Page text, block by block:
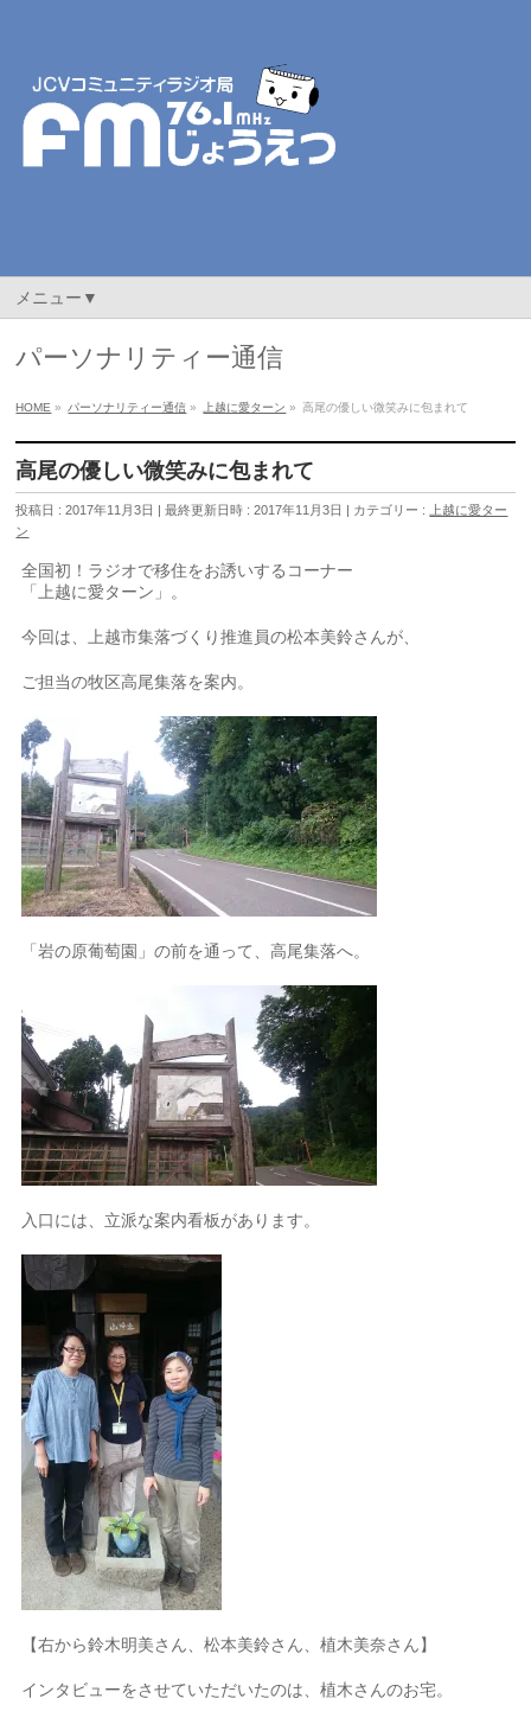
メニュー▼
パーソナリティー通信
HOME » パーソナリティー通信 » 上越に愛ターン » 高尾の優しい微笑みに包まれて
高尾の優しい微笑みに包まれて
投稿日 : 2017年11月3日 最終更新日時 : 2017年11月3日 カテゴリー :
上越に愛ター
ン
全国初！ラジオで移住をお誘いするコーナー
「上越に愛ターン」。
今回は、上越市集落づくり推進員の松本美鈴さんが、
ご担当の牧区高尾集落を案内。
「岩の原葡萄園」の前を通って、高尾集落へ。
入口には、立派な案内看板があります。
【右から鈴木明美さん、松本美鈴さん、植木美奈さん】
インタビューをさせていただいたのは、植木さんのお宅。